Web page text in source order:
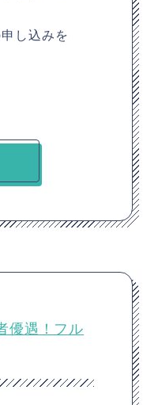
し込みを
優遇！フル